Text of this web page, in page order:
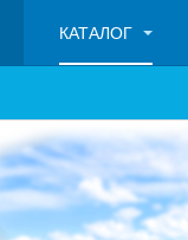
КАТАЛОГ